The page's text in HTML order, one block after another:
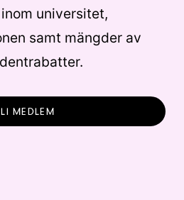
universitet,
samt mängder av
MEDLEM